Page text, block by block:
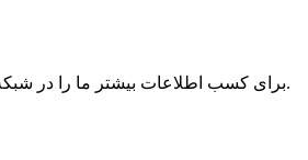
برای کسب اطلاعات بیشتر ما را در شبکه‌های اجتماعی دنبال کنید.